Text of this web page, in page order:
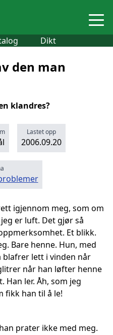
Dikt
den man
klandres?
Lastet opp
2006.09.20
igjennom meg, som om
er luft. Det gjør så
Et blikk.
Bare henne. Hun, med
blafrer lett i vinden når
når han løfter henne
ler. Åh, som jeg
fikk han til å le!
prater ikke med meg.